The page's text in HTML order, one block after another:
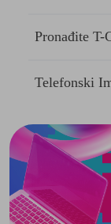
Pronađite T-
Telefonski